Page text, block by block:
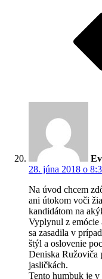
28. júna 2018 o
Na úvod chcem
ani útokom voči
kandidátom na
Vyplynul z emócie
sa zasadila v
štýl a oslovenie
Deniska Ružoviča
jasličkách.
Tento humbuk je v